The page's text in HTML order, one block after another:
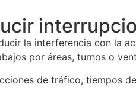
la interferencia con la
por áreas, turnos o
de tráfico, tiempos